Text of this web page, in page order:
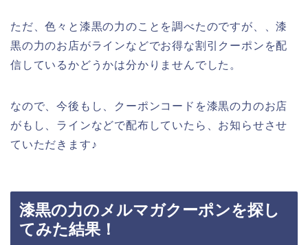
ただ、色々と漆黒の力のことを調べたのですが、、漆
黒の力のお店がラインなどでお得な割引クーポンを配
信しているかどうかは分かりませんでした。
なので、今後もし、クーポンコードを漆黒の力のお店
がもし、ラインなどで配布していたら、お知らせさせ
ていただきます♪
漆黒の力のメルマガクーポンを探し
てみた結果！